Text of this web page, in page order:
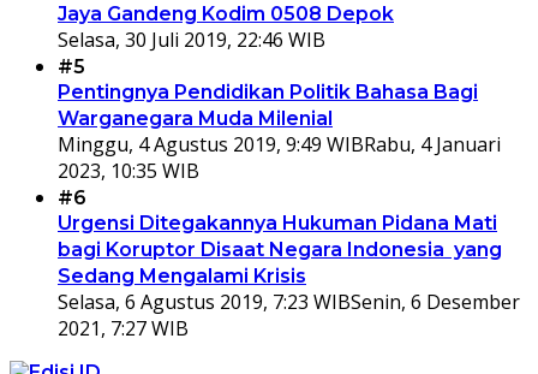
Jaya Gandeng Kodim 0508 Depok
Selasa, 30 Juli 2019, 22:46 WIB
#5
Pentingnya Pendidikan Politik Bahasa Bagi
Warganegara Muda Milenial
Minggu, 4 Agustus 2019, 9:49 WIBRabu, 4 Januari
2023, 10:35 WIB
#6
Urgensi Ditegakannya Hukuman Pidana Mati
bagi Koruptor Disaat Negara Indonesia yang
Sedang Mengalami Krisis
Selasa, 6 Agustus 2019, 7:23 WIBSenin, 6 Desember
2021, 7:27 WIB